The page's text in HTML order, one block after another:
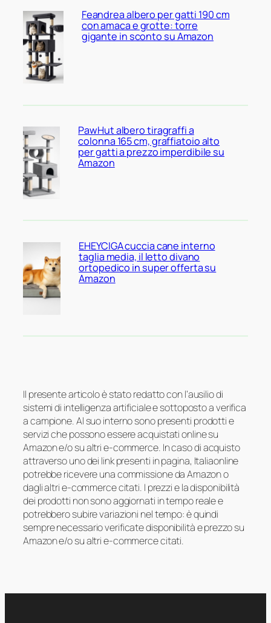
Feandrea albero per gatti 190 cm
con amaca e grotte: torre
gigante in sconto su Amazon
PawHut albero tiragraffi a
colonna 165 cm, graffiatoio alto
per gatti a prezzo imperdibile su
Amazon
EHEYCIGA cuccia cane interno
taglia media, il letto divano
ortopedico in super offerta su
Amazon
Il presente articolo è stato redatto con l’ausilio di
sistemi di intelligenza artificiale e sottoposto a verifica
a campione. Al suo interno sono presenti prodotti e
servizi che possono essere acquistati online su
Amazon e/o su altri e-commerce. In caso di acquisto
attraverso uno dei link presenti in pagina, Italiaonline
potrebbe ricevere una commissione da Amazon o
dagli altri e-commerce citati. I prezzi e la disponibilità
dei prodotti non sono aggiornati in tempo reale e
potrebbero subire variazioni nel tempo: è quindi
sempre necessario verificate disponibilità e prezzo su
Amazon e/o su altri e-commerce citati.